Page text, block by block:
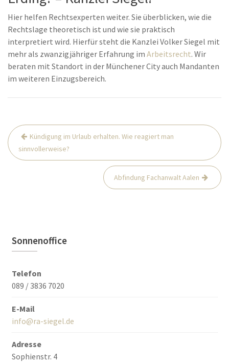
Hier helfen Rechtsexperten weiter. Sie überblicken, wie die
Rechtslage theoretisch ist und wie sie praktisch
interpretiert wird. Hierfür steht die Kanzlei Volker Siegel mit
mehr als zwanzigjähriger Erfahrung im Arbeitsrecht. Wir
beraten mit Standort in der Münchener City auch Mandanten
im weiteren Einzugsbereich.
Beitrags-
Navigation
Kündigung im Urlaub erhalten. Wie reagiert man
sinnvollerweise?
Abfindung Fachanwalt Aalen
Sonnenoffice
Telefon
089 / 3836 7020
E-Mail
info@ra-siegel.de
Adresse
Sophienstr. 4